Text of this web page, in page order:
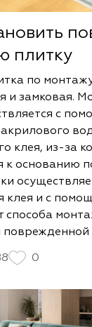
плитку
по
и замковая.
с
клея, из-за
к основанию
клея и с
способа
поврежденной
0